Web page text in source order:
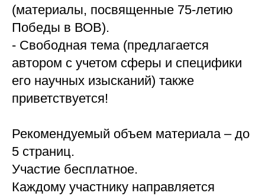
(материалы, посвященные 75-летию
Победы в ВОВ).
- Свободная тема (предлагается
автором с учетом сферы и специфики
его научных изысканий) также
приветствуется!
Рекомендуемый объем материала – до
5 страниц.
Участие бесплатное.
Каждому участнику направляется